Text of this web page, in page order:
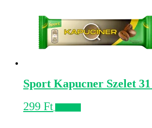
Sport Kapucner Szelet
299 Ft